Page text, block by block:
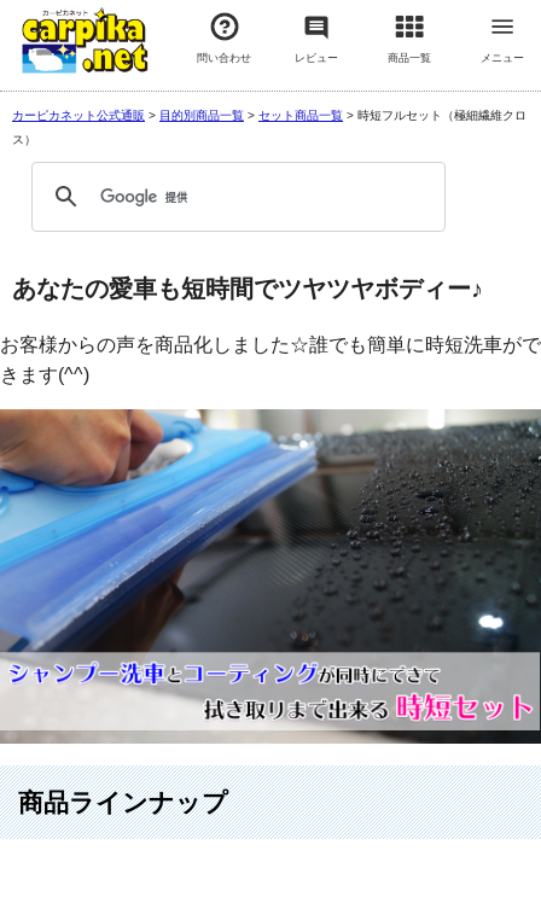
問い合わせ レビュー 商品一覧 メニュー
カーピカネット公式通販 > 目的別商品一覧 > セット商品一覧 > 時短フルセット（極細繊維クロ
ス）
あなたの愛車も短時間でツヤツヤボディー♪
お客様からの声を商品化しました☆誰でも簡単に時短洗車がで
きます(^^)
商品ラインナップ